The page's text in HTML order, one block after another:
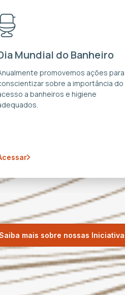
Mundial do Banheiro
promovemos ações para
sobre a importância do
a banheiros e higiene
mais sobre nossas